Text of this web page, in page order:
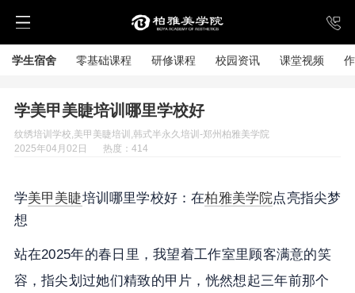
学生宿舍 零基础课程 研修课程 校园资讯 课堂视频
学美甲美睫培训哪里学校好
纹绣培训学校,美甲美睫培训,韩式半永久培训-郑州柏雅美学院
2025年04月02日
热度：414
学美甲美睫培训哪里学校好：在柏雅美学院点亮指尖梦
想
站在2025年的春日里，我望着工作室里顾客满意的笑
容，指尖划过她们精致的甲片，恍然想起三年前那个